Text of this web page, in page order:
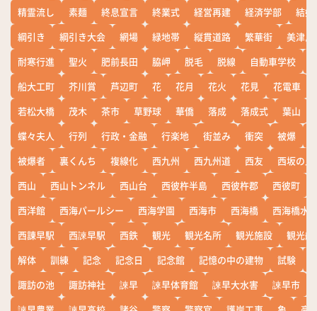
精霊流し
素麺 終息宣言 終業式 経営再建 経済学部
結婚
綱引き
綱引き大会 網場 緑地帯 縦貫道路 繁華街
美津島
耐寒行進
聖火 肥前長田 脇岬 脱毛 脱線 自動車学校
船大工町
芥川賞 芦辺町 花 花月 花火 花見 花電車
若松大橋
茂木 茶市 草野球 華僑 落成 落成式 葉山
蝶々夫人
行列 行政・金融 行楽地 街並み 衝突 被爆
被爆者
裏くんち 複線化 西九州 西九州道 西友
西坂の丘
西山
西山トンネル 西山台 西彼杵半島 西彼杵郡 西彼町
西洋館
西海パールシー 西海学園 西海市 西海橋
西海橋水
西諌早駅
西諫早駅 西鉄 観光 観光名所 観光施設
観光船
解体
訓練 記念 記念日 記念館 記憶の中の建物 試験
諏訪の池
諏訪神社 諫早 諫早体育館 諫早大水害 諫早市